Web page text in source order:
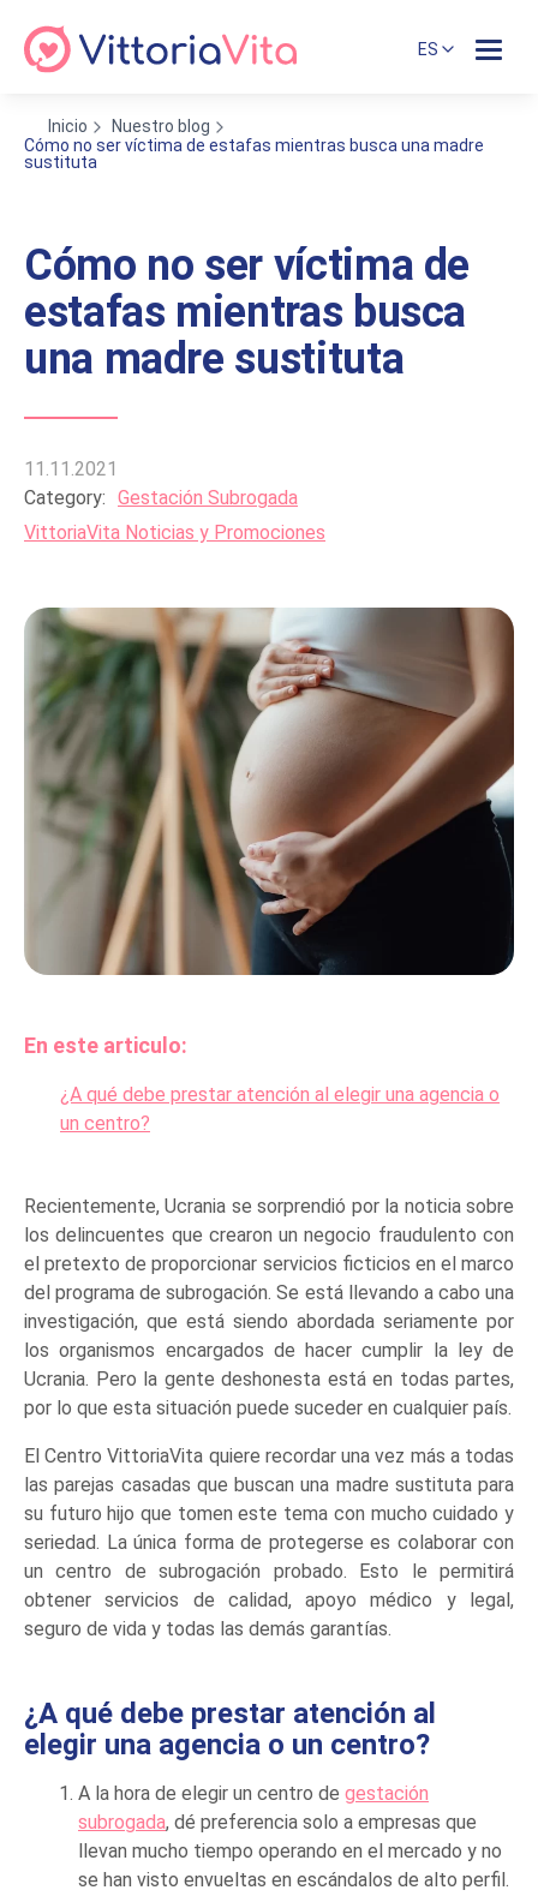
ES
Inicio
Nuestro blog
Cómo no ser víctima de estafas mientras busca una madre
sustituta
Cómo no ser víctima de
estafas mientras busca
una madre sustituta
11.11.2021
Category: Gestación Subrogada
VittoriaVita Noticias y Promociones
En este articulo:
¿A qué debe prestar atención al elegir una agencia o
un centro?
Recientemente, Ucrania se sorprendió por la noticia sobre
los delincuentes que crearon un negocio fraudulento con
el pretexto de proporcionar servicios ficticios en el marco
del programa de subrogación. Se está llevando a cabo una
investigación, que está siendo abordada seriamente por
los organismos encargados de hacer cumplir la ley de
Ucrania. Pero la gente deshonesta está en todas partes,
por lo que esta situación puede suceder en cualquier país.
El Centro VittoriaVita quiere recordar una vez más a todas
las parejas casadas que buscan una madre sustituta para
su futuro hijo que tomen este tema con mucho cuidado y
seriedad. La única forma de protegerse es colaborar con
un centro de subrogación probado. Esto le permitirá
obtener servicios de calidad, apoyo médico y legal,
seguro de vida y todas las demás garantías.
¿A qué debe prestar atención al
elegir una agencia o un centro?
A la hora de elegir un centro de gestación
subrogada, dé preferencia solo a empresas que
llevan mucho tiempo operando en el mercado y no
se han visto envueltas en escándalos de alto perfil.